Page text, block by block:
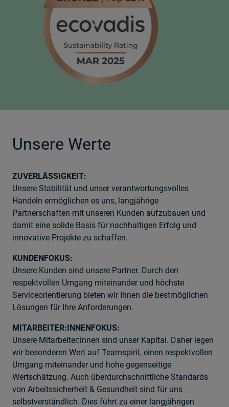
Unsere Werte
ZUVERLÄSSIGKEIT:
Unsere Stabilität und unser verantwortungsvolles
Handeln ermöglichen es uns, langjährige
Partnerschaften mit unseren Kunden aufzubauen und
damit eine solide Basis für nachhaltigen Erfolg und
innovative Projekte zu schaffen.
KUNDENFOKUS:
Unsere Kunden sind unsere Partner. Durch den
respektvollen Umgang miteinander und höchste
Serviceorientierung bieten wir Ihnen die bestmöglichen
Lösungen für Ihre Anforderungen.
MITARBEITER:INNENFOKUS:
Unsere Mitarbeiter:innen sind unser Kapital. Daher legen
wir besonderen Wert auf Teamspirit, einen respektvollen
Umgang miteinander und hohe gegenseitige
Wertschätzung. Auch überdurchschnittliche Standards
von Arbeitssicherheit & Gesundheit sind für uns
selbstverständlich. Dies führt zu einer langjährigen